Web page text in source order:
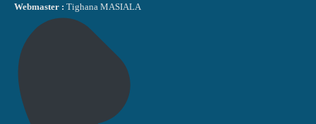
Webmaster : Tighana MASIALA